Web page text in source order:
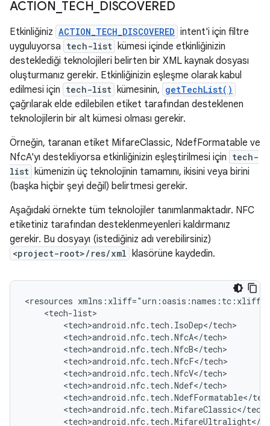
ACTION TECH DISCOVERED
Etkinliğiniz ACTION_TECH_DISCOVERED intent'i için filtre
uyguluyorsa tech-list kümesi içinde etkinliğinizin
desteklediği teknolojileri belirten bir XML kaynak dosyası
oluşturmanız gerekir. Etkinliğinizin eşleşme olarak kabul
edilmesi için tech-list kümesinin, getTechList()
çağrılarak elde edilebilen etiket tarafından desteklenen
teknolojilerin bir alt kümesi olması gerekir.
Örneğin, taranan etiket MifareClassic, NdefFormatable ve
NfcA'yı destekliyorsa etkinliğinizin eşleştirilmesi için tech-
list kümenizin üç teknolojinin tamamını, ikisini veya birini
(başka hiçbir şeyi değil) belirtmesi gerekir.
Aşağıdaki örnekte tüm teknolojiler tanımlanmaktadır. NFC
etiketiniz tarafından desteklenmeyenleri kaldırmanız
gerekir. Bu dosyayı (istediğiniz adı verebilirsiniz)
<project-root>/res/xml klasörüne kaydedin.
<resources